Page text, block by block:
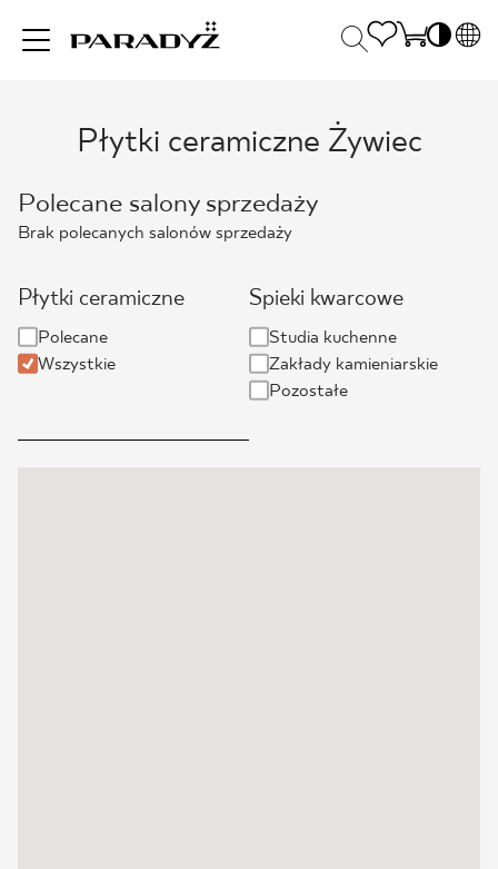
INSPIRACJE
PRODUKTY
KOLEKCJE
DLA BIZNESU
Płytki ceramiczne Żywiec
Polecane salony sprzedaży
Brak polecanych salonów sprzedaży
Płytki ceramiczne
Polecane
Wszystkie
Spieki kwarcowe
Studia kuchenne
Zakłady kamieniarskie
Pozostałe